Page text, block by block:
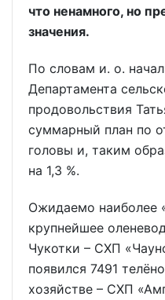
что ненамного, но
значения.
По словам и. о.
Департамента
продовольствия
суммарный план по
головы и, таким
на 1,3 %.
Ожидаемо наиболее
крупнейшее
Чукотки – СХП
появился 7491
хозяйстве – СХП